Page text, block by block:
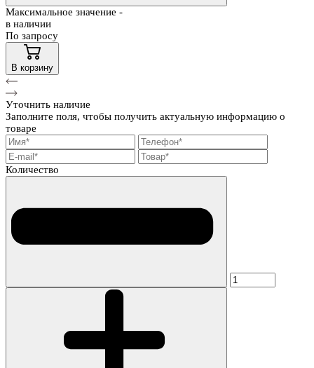
Максимальное значение -
в наличии
По запросу
В корзину
Уточнить наличие
Заполните поля, чтобы получить актуальную информацию о
товаре
Количество